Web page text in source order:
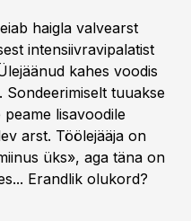
haigla valvearst
intensiivravipalatist
kahes voodis
tuuakse
lisavoodile
arst. Töölejääja on
üks», aga täna on
Erandlik olukord?